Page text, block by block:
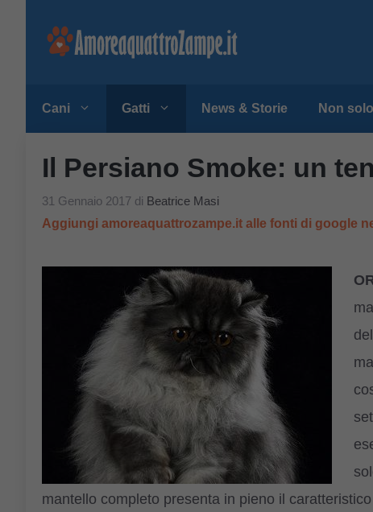
Cani Gatti News & Storie Non
Il Persiano Smoke: un
31 Gennaio 2017 di Beatrice Masi
Aggiungi amoreaquattrozampe.it alle fonti di google
mantello completo presenta in pieno il